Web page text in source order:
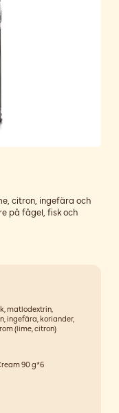
citron, ingefära och
på fågel, fisk och
matlodextrin,
ingefära, koriander,
(lime, citron)
90 g*6